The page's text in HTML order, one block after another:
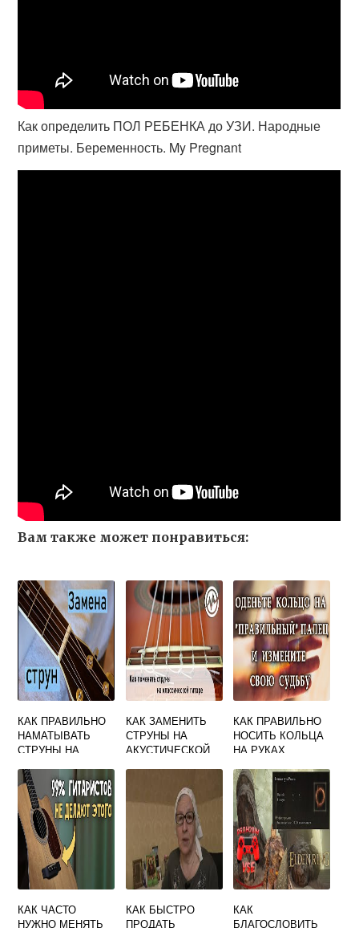
Как определить ПОЛ РЕБЕНКА до УЗИ. Народные
приметы. Беременность. My Pregnant
Вам также может понравиться:
КАК ПРАВИЛЬНО
НАМАТЫВАТЬ
СТРУНЫ НА
КАК ЗАМЕНИТЬ
СТРУНЫ НА
АКУСТИЧЕСКОЙ
КАК ПРАВИЛЬНО
НОСИТЬ КОЛЬЦА
НА РУКАХ
ПРИМЕТЫ
КАК ЧАСТО
НУЖНО МЕНЯТЬ
КАК БЫСТРО
ПРОДАТЬ
КАК
БЛАГОСЛОВИТЬ